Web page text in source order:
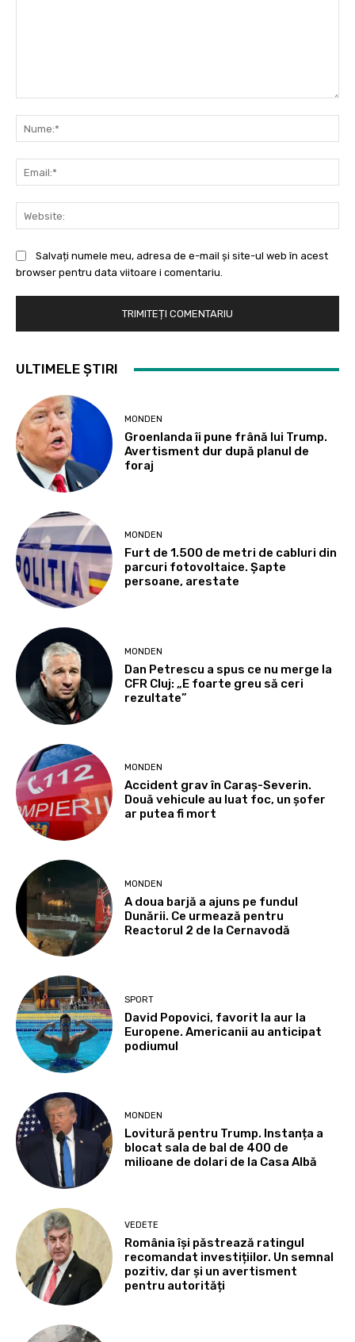
Salvați numele meu, adresa de e-mail și site-ul web în acest
browser pentru data viitoare i comentariu.
ULTIMELE ȘTIRI
MONDEN
Groenlanda îi pune frână lui Trump.
Avertisment dur după planul de
foraj
MONDEN
Furt de 1.500 de metri de cabluri din
parcuri fotovoltaice. Șapte
persoane, arestate
MONDEN
Dan Petrescu a spus ce nu merge la
CFR Cluj: „E foarte greu să ceri
rezultate”
MONDEN
Accident grav în Caraș-Severin.
Două vehicule au luat foc, un șofer
ar putea fi mort
MONDEN
A doua barjă a ajuns pe fundul
Dunării. Ce urmează pentru
Reactorul 2 de la Cernavodă
SPORT
David Popovici, favorit la aur la
Europene. Americanii au anticipat
podiumul
MONDEN
Lovitură pentru Trump. Instanța a
blocat sala de bal de 400 de
milioane de dolari de la Casa Albă
VEDETE
România își păstrează ratingul
recomandat investițiilor. Un semnal
pozitiv, dar și un avertisment
pentru autorități